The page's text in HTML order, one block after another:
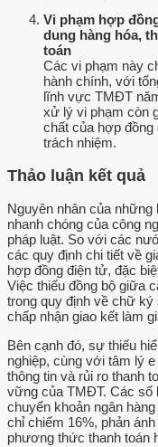
Vi phạm hợp
dung hàng hóa,
toán
Các vi phạm này
hành chính, với
lĩnh vực TMĐT
xử lý vi phạm còn
chất của hợp
trách nhiệm.
Thảo luận kết quả
Nguyên nhân của
nhanh chóng của công
pháp luật. So với các
các quy định chi tiết về
hợp đồng điện tử, đặc
Việc thiếu đồng bộ giữa
trong quy định về chữ
chấp nhận giao kết làm
Bên cạnh đó, sự thiếu
nghiệp, cùng với tâm lý
thông tin và rủi ro thanh
vững của TMĐT. Các số
chuyển khoản ngân
chỉ chiếm 16%, phản
phương thức thanh toán